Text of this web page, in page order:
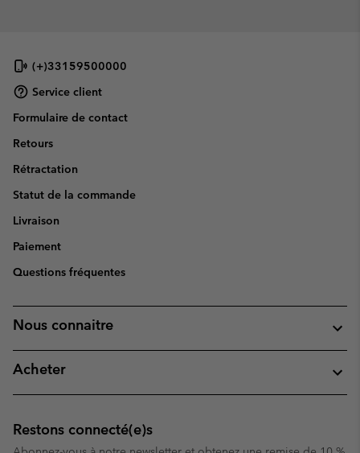
(+)33159500000
Service client
Formulaire de contact
Retours
Rétractation
Statut de la commande
Livraison
Paiement
Questions fréquentes
Nous connaitre
Acheter
Restons connecté(e)s